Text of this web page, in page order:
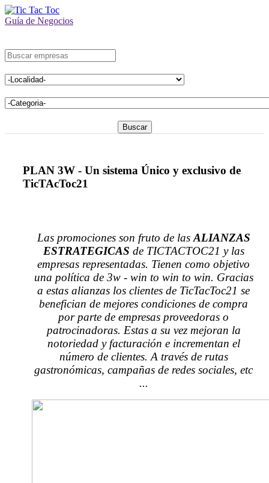
Guía de Negocios
Buscar
PLAN 3W - Un sistema Único y exclusivo de
TicTAcToc21
Las promociones son fruto de las ALIANZAS
ESTRATEGICAS de TICTACTOC21 y las
empresas representadas. Tienen como objetivo
una política de 3w - win to win to win. Gracias
a estas alianzas los clientes de TicTacToc21 se
benefician de mejores condiciones de compra
por parte de empresas proveedoras o
patrocinadoras. Estas a su vez mejoran la
notoriedad y facturación e incrementan el
número de clientes. A través de rutas
gastronómicas, campañas de redes sociales, etc
...